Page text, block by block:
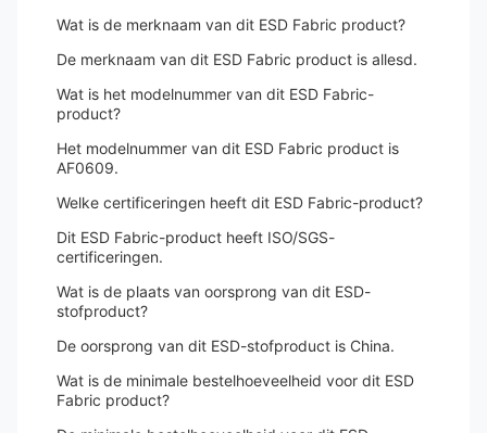
Wat is de merknaam van dit ESD Fabric product?
De merknaam van dit ESD Fabric product is allesd.
Wat is het modelnummer van dit ESD Fabric-
product?
Het modelnummer van dit ESD Fabric product is
AF0609.
Welke certificeringen heeft dit ESD Fabric-product?
Dit ESD Fabric-product heeft ISO/SGS-
certificeringen.
Wat is de plaats van oorsprong van dit ESD-
stofproduct?
De oorsprong van dit ESD-stofproduct is China.
Wat is de minimale bestelhoeveelheid voor dit ESD
Fabric product?